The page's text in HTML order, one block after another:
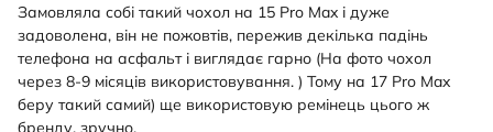
Замовляла собі такий чохол на 15 Pro Max і дуже
задоволена, він не пожовтів, пережив декілька падінь
телефона на асфальт і виглядає гарно (На фото чохол
через 8-9 місяців використовування. ) Тому на 17 Pro Max
беру такий самий) ще використовую ремінець цього ж
бренду, зручно.